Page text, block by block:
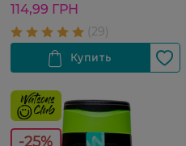
114,99 ГРН
-25%